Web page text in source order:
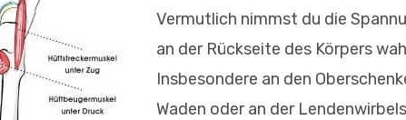
Vermutlich nimmst du die
an der Rückseite des Körpers
Insbesondere an den
Waden oder an der